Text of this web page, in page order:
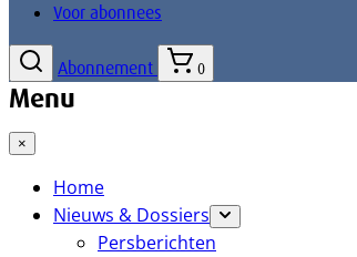
Voor abonnees
Abonnement 0
Menu
×
Home
Nieuws & Dossiers
Persberichten